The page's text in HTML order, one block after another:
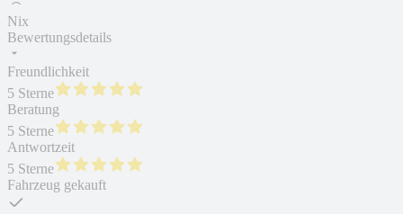
Nix
Bewertungsdetails
Freundlichkeit
5 Sterne
Beratung
5 Sterne
Antwortzeit
5 Sterne
Fahrzeug gekauft